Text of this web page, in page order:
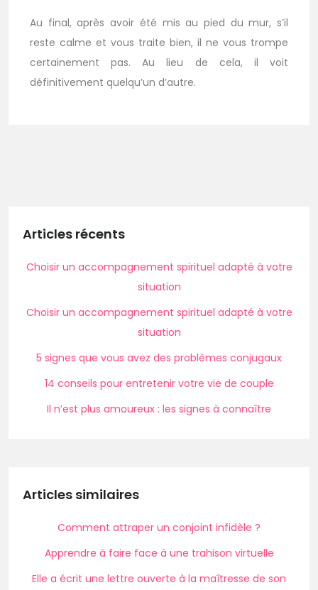
Au final, après avoir été mis au pied du mur, s’il
reste calme et vous traite bien, il ne vous trompe
certainement pas. Au lieu de cela, il voit
définitivement quelqu’un d’autre.
Articles récents
Choisir un accompagnement spirituel adapté à votre
situation
Choisir un accompagnement spirituel adapté à votre
situation
5 signes que vous avez des problèmes conjugaux
14 conseils pour entretenir votre vie de couple
Il n’est plus amoureux : les signes à connaître
Articles similaires
Comment attraper un conjoint infidèle ?
Apprendre à faire face à une trahison virtuelle
Elle a écrit une lettre ouverte à la maîtresse de son